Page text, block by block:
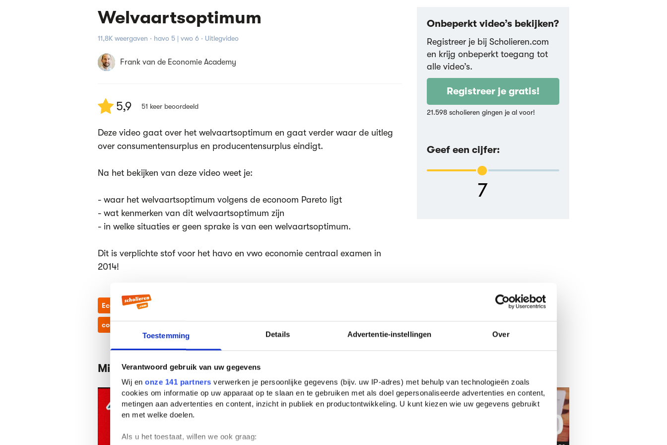
Toestemming Details Advertentie-instellingen Over
Verantwoord gebruik van uw gegevens
Wij en onze 141 partners verwerken je persoonlijke gegevens (bijv. uw IP-adres) met behulp van technologieën zoals
cookies om informatie op uw apparaat op te slaan en te gebruiken met als doel gepersonaliseerde advertenties en content,
metingen aan advertenties en content, inzicht in publiek en productontwikkeling. U kunt kiezen wie uw gegevens gebruikt
en met welke doelen.
Als u het toestaat, willen we ook graag:
Welvaartsoptimum
11,8K weergaven · havo 5 | vwo 6 · Uitlegvideo
Frank van de Economie Academy
5,9 51 keer beoordeeld
Deze video gaat over het welvaartsoptimum en gaat verder waar de uitleg
over consumentensurplus en producentensurplus eindigt.
Na het bekijken van deze video weet je:
- waar het welvaartsoptimum volgens de econoom Pareto ligt
- wat kenmerken van dit welvaartsoptimum zijn
- in welke situaties er geen sprake is van een welvaartsoptimum.
Dit is verplichte stof voor het havo en vwo economie centraal examen in
2014!
Economie behoefte
concept schaarste
Onbeperkt video’s bekijken?
Registreer je bij Scholieren.com
en krijg onbeperkt toegang tot
alle video’s.
Registreer je gratis!
21.598 scholieren gingen je al voor!
Geef een cijfer:
7
Misschien vind je dit ook interessant